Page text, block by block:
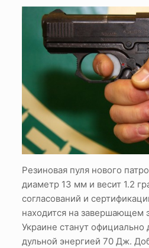
Резиновая пуля нового
диаметр 13 мм и весит 1.2
согласований и
находится на завершающем
Украине станут официально
дульной энергией 70 Дж.